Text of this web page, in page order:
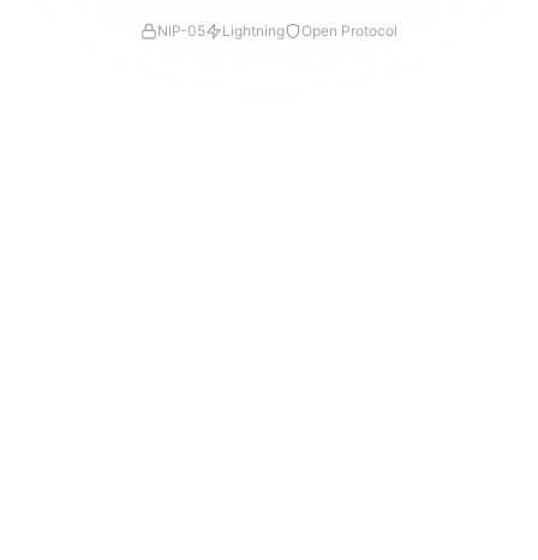
NIP-05 Lightning Open Protocol